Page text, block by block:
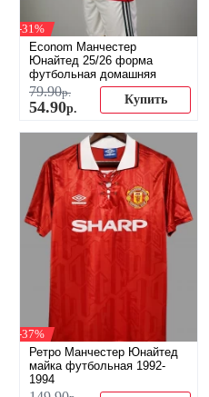
-31%
Econom Манчестер
Юнайтед 25/26 форма
футбольная домашняя
79.90р.
54.90р.
Купить
-37%
Ретро Манчестер Юнайтед
майка футбольная 1992-
1994